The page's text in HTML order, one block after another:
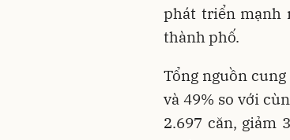
phát triển mạnh
thành phố.
Tổng nguồn
và 49% so với
2.697 căn, giảm